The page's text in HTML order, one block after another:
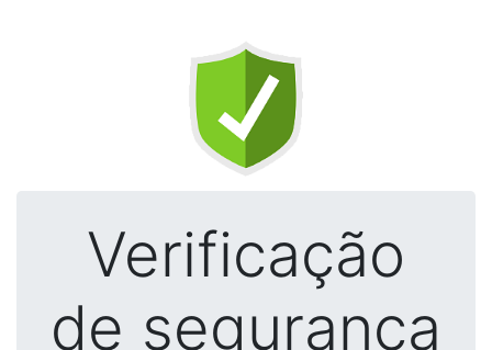
Verificação
de segurança